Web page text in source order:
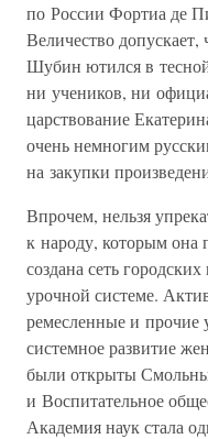
по России Фортиа де
Величество
Шубин ютился в
ни учеников, ни
царствование
очень немногим
на закупки
Впрочем, нельзя
к народу, которым она
создана сеть
урочной системе.
ремесленные и прочие
системное развитие
были открыты
и Воспитательное
Академия наук стала